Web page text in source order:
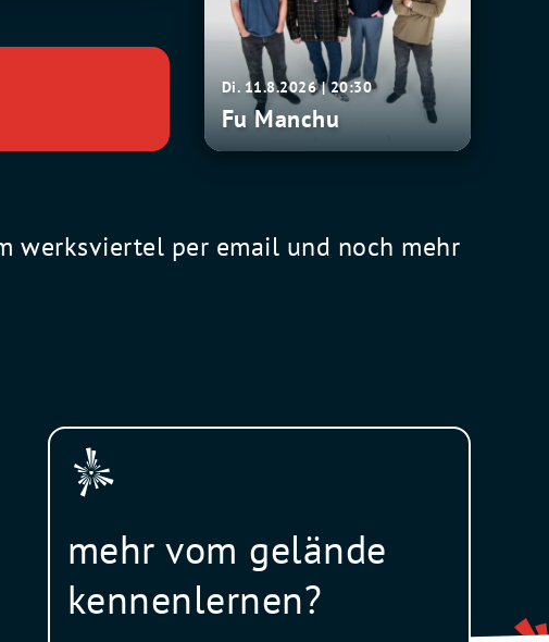
Di. 11.8.2026 | 20:30
Fu Manchu
werksviertel per email und noch mehr
mehr vom gelände
kennenlernen?